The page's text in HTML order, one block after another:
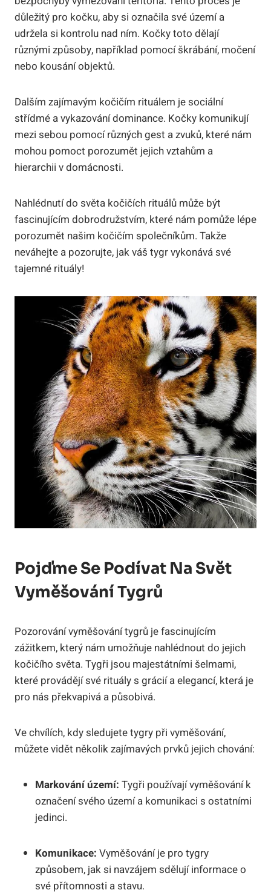
důležitý pro kočku, aby si označila své území a
udržela si kontrolu nad ním. Kočky toto dělají
různými způsoby, například pomocí škrábání, močení
nebo kousání objektů.
Dalším zajímavým kočičím rituálem je sociální
střídmé a vykazování dominance. Kočky komunikují
mezi sebou pomocí různých gest a zvuků, které nám
mohou pomoct porozumět jejich vztahům a
hierarchii v domácnosti.
Nahlédnutí do světa kočičích rituálů může být
fascinujícím dobrodružstvím, které nám pomůže lépe
porozumět našim kočičím společníkům. Takže
neváhejte a pozorujte, jak váš tygr vykonává své
tajemné rituály!
Pojďme Se Podívat Na Svět
Vyměšování Tygrů
Pozorování vyměšování tygrů je fascinujícím
zážitkem, který nám umožňuje nahlédnout do jejich
kočičího světa. Tygři jsou majestátními šelmami,
které provádějí své rituály s grácií a elegancí, která je
pro nás překvapivá a působivá.
Ve chvílích, kdy sledujete tygry při vyměšování,
můžete vidět několik zajímavých prvků jejich chování:
Markování území: Tygři používají vyměšování k
označení svého území a komunikaci s ostatními
jedinci.
Komunikace: Vyměšování je pro tygry
způsobem, jak si navzájem sdělují informace o
své přítomnosti a stavu.